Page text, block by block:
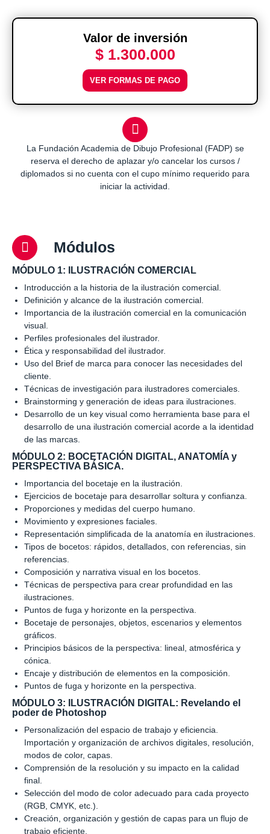
Valor de inversión
$ 1.300.000
VER FORMAS DE PAGO
La Fundación Academia de Dibujo Profesional (FADP) se
reserva el derecho de aplazar y/o cancelar los cursos /
diplomados si no cuenta con el cupo mínimo requerido para
iniciar la actividad.
Módulos
MÓDULO 1: ILUSTRACIÓN COMERCIAL
Introducción a la historia de la ilustración comercial.
Definición y alcance de la ilustración comercial.
Importancia de la ilustración comercial en la comunicación
visual.
Perfiles profesionales del ilustrador.
Ética y responsabilidad del ilustrador.
Uso del Brief de marca para conocer las necesidades del
cliente.
Técnicas de investigación para ilustradores comerciales.
Brainstorming y generación de ideas para ilustraciones.
Desarrollo de un key visual como herramienta base para el
desarrollo de una ilustración comercial acorde a la identidad
de las marcas.
MÓDULO 2: BOCETACIÓN DIGITAL, ANATOMÍA y
PERSPECTIVA BÁSICA.
Importancia del bocetaje en la ilustración.
Ejercicios de bocetaje para desarrollar soltura y confianza.
Proporciones y medidas del cuerpo humano.
Movimiento y expresiones faciales.
Representación simplificada de la anatomía en ilustraciones.
Tipos de bocetos: rápidos, detallados, con referencias, sin
referencias.
Composición y narrativa visual en los bocetos.
Técnicas de perspectiva para crear profundidad en las
ilustraciones.
Puntos de fuga y horizonte en la perspectiva.
Bocetaje de personajes, objetos, escenarios y elementos
gráficos.
Principios básicos de la perspectiva: lineal, atmosférica y
cónica.
Encaje y distribución de elementos en la composición.
Puntos de fuga y horizonte en la perspectiva.
MÓDULO 3: ILUSTRACIÓN DIGITAL: Revelando el
poder de Photoshop
Personalización del espacio de trabajo y eficiencia.
Importación y organización de archivos digitales, resolución,
modos de color, capas.
Comprensión de la resolución y su impacto en la calidad
final.
Selección del modo de color adecuado para cada proyecto
(RGB, CMYK, etc.).
Creación, organización y gestión de capas para un flujo de
trabajo eficiente.